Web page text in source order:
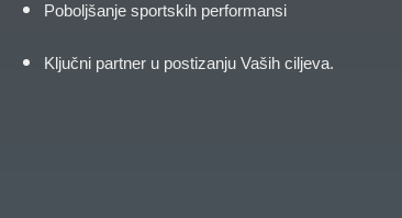
Poboljšanje sportskih performansi
Ključni partner u postizanju Vaših ciljeva.